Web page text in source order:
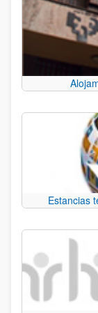
Estancias